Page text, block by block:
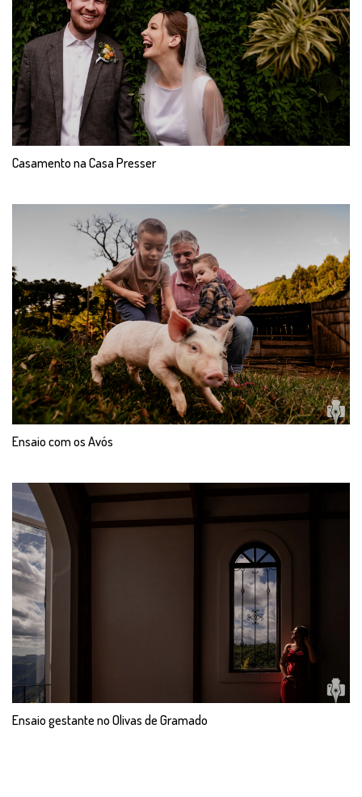
Casamento na Casa Presser
Ensaio com os Avós
Ensaio gestante no Olivas de Gramado